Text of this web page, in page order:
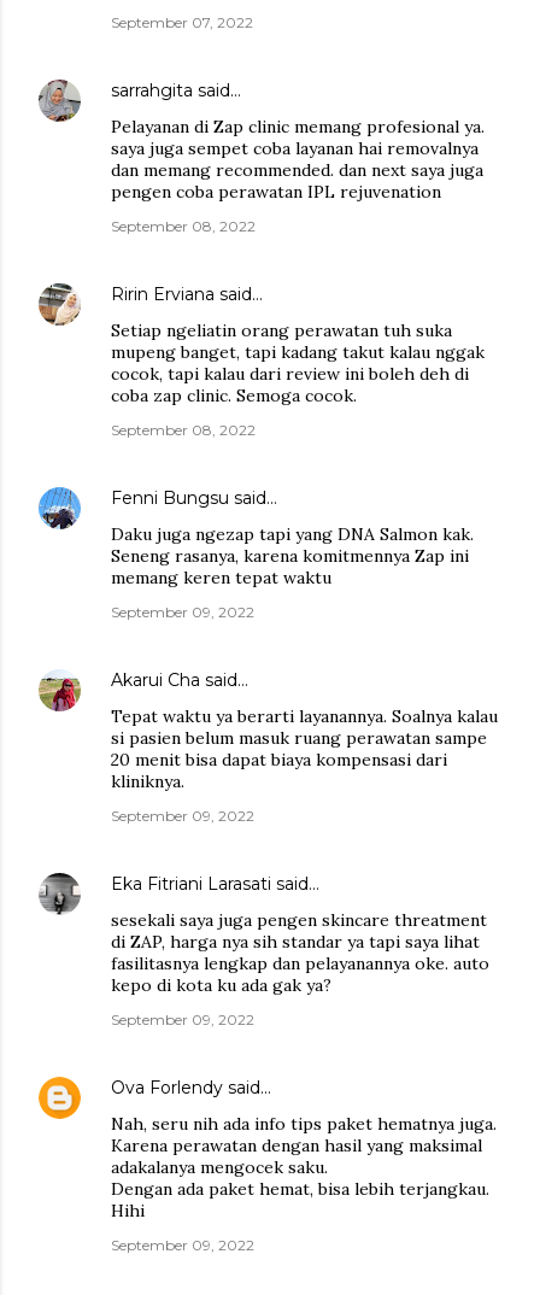
September 07, 2022
sarrahgita said…
Pelayanan di Zap clinic memang profesional ya.
saya juga sempet coba layanan hai removalnya
dan memang recommended. dan next saya juga
pengen coba perawatan IPL rejuvenation
September 08, 2022
Ririn Erviana said…
Setiap ngeliatin orang perawatan tuh suka
mupeng banget, tapi kadang takut kalau nggak
cocok, tapi kalau dari review ini boleh deh di
coba zap clinic. Semoga cocok.
September 08, 2022
Fenni Bungsu said…
Daku juga ngezap tapi yang DNA Salmon kak.
Seneng rasanya, karena komitmennya Zap ini
memang keren tepat waktu
September 09, 2022
Akarui Cha said…
Tepat waktu ya berarti layanannya. Soalnya kalau
si pasien belum masuk ruang perawatan sampe
20 menit bisa dapat biaya kompensasi dari
kliniknya.
September 09, 2022
Eka Fitriani Larasati said…
sesekali saya juga pengen skincare threatment
di ZAP, harga nya sih standar ya tapi saya lihat
fasilitasnya lengkap dan pelayanannya oke. auto
kepo di kota ku ada gak ya?
September 09, 2022
Ova Forlendy said…
Nah, seru nih ada info tips paket hematnya juga.
Karena perawatan dengan hasil yang maksimal
adakalanya mengocek saku.
Dengan ada paket hemat, bisa lebih terjangkau.
Hihi
September 09, 2022